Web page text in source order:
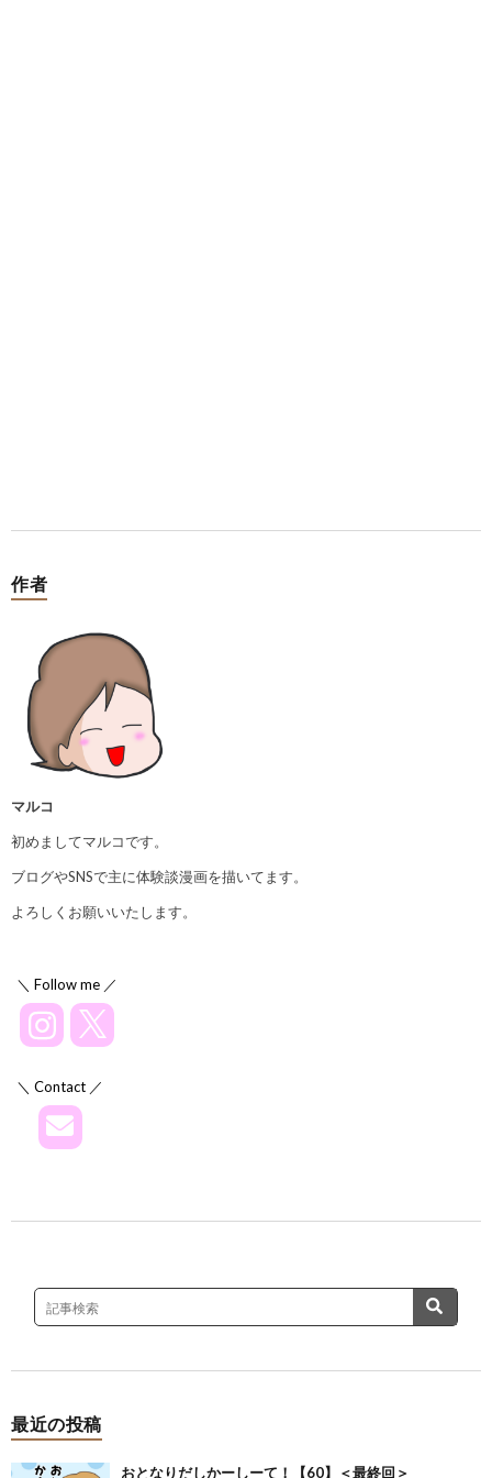
作者
マルコ
初めましてマルコです。
ブログやSNSで主に体験談漫画を描いてます。
よろしくお願いいたします。
＼ Follow me ／
＼ Contact ／
最近の投稿
おとなりだしかーしーて！【60】＜最終回＞